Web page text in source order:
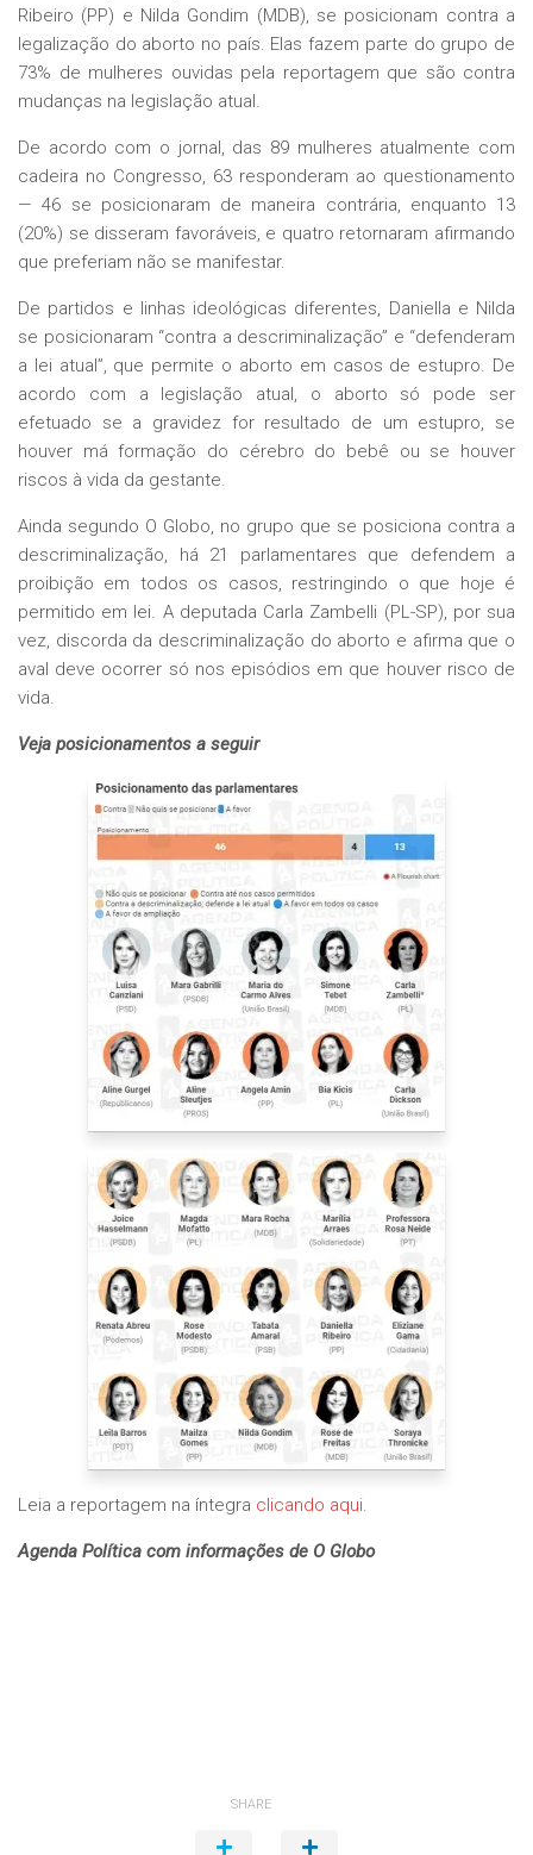
Ribeiro (PP) e Nilda Gondim (MDB), se posicionam contra a
legalização do aborto no país. Elas fazem parte do grupo de
73% de mulheres ouvidas pela reportagem que são contra
mudanças na legislação atual.
De acordo com o jornal, das 89 mulheres atualmente com
cadeira no Congresso, 63 responderam ao questionamento
— 46 se posicionaram de maneira contrária, enquanto 13
(20%) se disseram favoráveis, e quatro retornaram afirmando
que preferiam não se manifestar.
De partidos e linhas ideológicas diferentes, Daniella e Nilda
se posicionaram “contra a descriminalização” e “defenderam
a lei atual”, que permite o aborto em casos de estupro. De
acordo com a legislação atual, o aborto só pode ser
efetuado se a gravidez for resultado de um estupro, se
houver má formação do cérebro do bebê ou se houver
riscos à vida da gestante.
Ainda segundo O Globo, no grupo que se posiciona contra a
descriminalização, há 21 parlamentares que defendem a
proibição em todos os casos, restringindo o que hoje é
permitido em lei. A deputada Carla Zambelli (PL-SP), por sua
vez, discorda da descriminalização do aborto e afirma que o
aval deve ocorrer só nos episódios em que houver risco de
vida.
Veja posicionamentos a seguir
Leia a reportagem na íntegra clicando aqui.
Agenda Política com informações de O Globo
SHARE